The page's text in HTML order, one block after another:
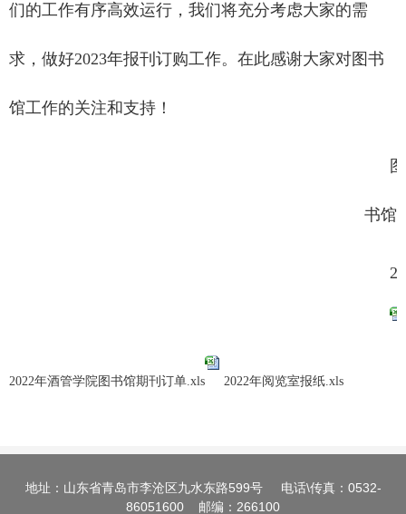
们的工作有序高效运行，我们将充分考虑大家的需
求，做好2023年报刊订购工作。在此感谢大家对图书
馆工作的关注和支持！
图
书馆
2022年酒管学院图书馆期刊订单.xls 2022年阅览室报纸.xls
地址：山东省青岛市李沧区九水东路599号 电话\传真：0532-
86051600 邮编：266100